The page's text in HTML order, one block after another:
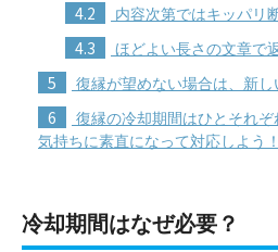
4.2 内容次第ではキッパリ
4.3 ほどよい長さの文章で
5 復縁が望めない場合は、新し
6
復縁の冷却期間はひとそれ
気持ちに素直になって対応しよう！
冷却期間はなぜ必要？